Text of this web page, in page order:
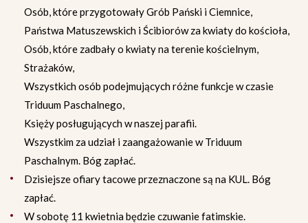
Osób, które przygotowały Grób Pański i Ciemnice,
Państwa Matuszewskich i Ścibiorów za kwiaty do kościoła,
Osób, które zadbały o kwiaty na terenie kościelnym,
Strażaków,
Wszystkich osób podejmujących różne funkcje w czasie
Triduum Paschalnego,
Księży posługujących w naszej parafii.
Wszystkim za udział i zaangażowanie w Triduum
Paschalnym. Bóg zapłać.
Dzisiejsze ofiary tacowe przeznaczone są na KUL. Bóg
zapłać.
W sobotę 11 kwietnia będzie czuwanie fatimskie.